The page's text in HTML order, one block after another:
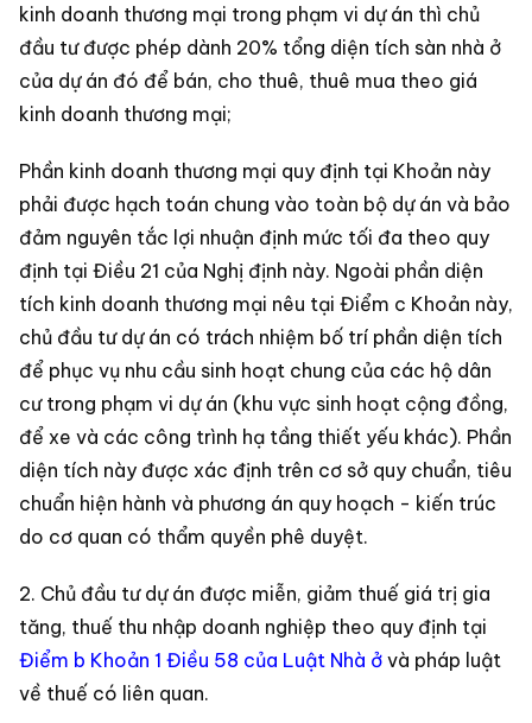
kinh doanh thương mại trong phạm vi dự án thì chủ
đầu tư được phép dành 20% tổng diện tích sàn nhà ở
của dự án đó để bán, cho thuê, thuê mua theo giá
kinh doanh thương mại;
Phần kinh doanh thương mại quy định tại Khoản này
phải được hạch toán chung vào toàn bộ dự án và bảo
đảm nguyên tắc lợi nhuận định mức tối đa theo quy
định tại Điều 21 của Nghị định này. Ngoài phần diện
tích kinh doanh thương mại nêu tại Điểm c Khoản này,
chủ đầu tư dự án có trách nhiệm bố trí phần diện tích
để phục vụ nhu cầu sinh hoạt chung của các hộ dân
cư trong phạm vi dự án (khu vực sinh hoạt cộng đồng,
để xe và các công trình hạ tầng thiết yếu khác). Phần
diện tích này được xác định trên cơ sở quy chuẩn, tiêu
chuẩn hiện hành và phương án quy hoạch - kiến trúc
do cơ quan có thẩm quyền phê duyệt.
2. Chủ đầu tư dự án được miễn, giảm thuế giá trị gia
tăng, thuế thu nhập doanh nghiệp theo quy định tại
Điểm b Khoản 1 Điều 58 của Luật Nhà ở và pháp luật
về thuế có liên quan.